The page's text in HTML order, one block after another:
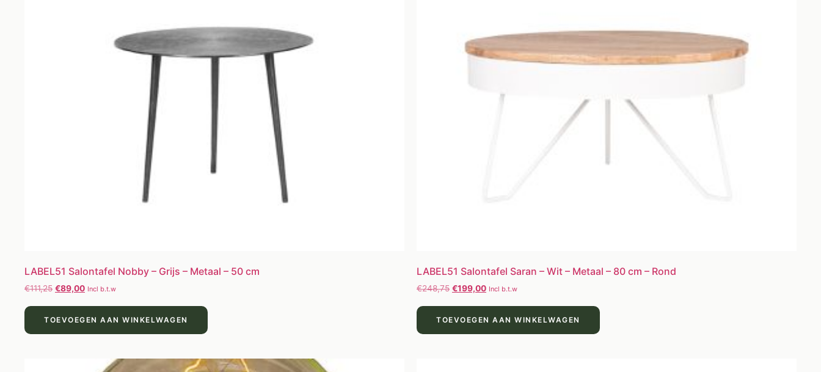
LABEL51 Salontafel Nobby – Grijs – Metaal – 50 cm
€111,25 €89,00 Incl b.t.w
TOEVOEGEN AAN WINKELWAGEN
LABEL51 Salontafel Saran – Wit – Metaal – 80 cm – Rond
€248,75 €199,00 Incl b.t.w
TOEVOEGEN AAN WINKELWAGEN